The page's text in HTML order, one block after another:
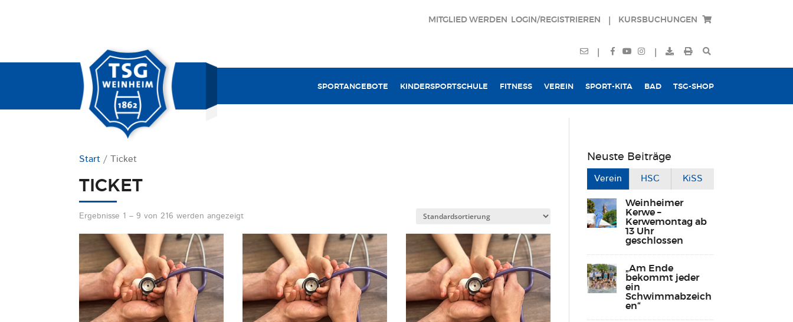
MITGLIED WERDEN LOGIN/REGISTRIEREN KURSBUCHUNGEN
SPORTANGEBOTE
Behindertensport
GymAbo
Lebenshilfe Sport
KINDERSPORTSCHULE FITNESS VEREIN SPORT-KITA BAD TSG-SHOP
Start / Ticket
TICKET
Ergebnisse 1 – 9 von 216 werden angezeigt
Neuste Beiträge
Verein HSC KiSS
Weinheimer
Kerwe –
Kerwemontag ab
13 Uhr
geschlossen
„Am Ende
bekommt jeder
ein
Schwimmabzeich
en“